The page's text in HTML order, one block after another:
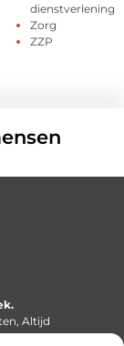
dienstverlening
Zorg
ZZP
Altijd